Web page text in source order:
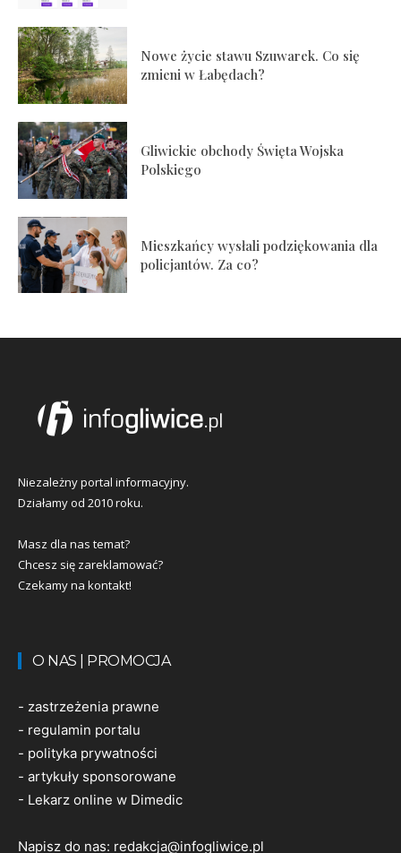
Nowe życie stawu Szuwarek. Co się
zmieni w Łabędach?
Gliwickie obchody Święta Wojska
Polskiego
Mieszkańcy wysłali podziękowania dla
policjantów. Za co?
Niezależny portal informacyjny.
Działamy od 2010 roku.
Masz dla nas temat?
Chcesz się zareklamować?
Czekamy na kontakt!
O NAS | PROMOCJA
- zastrzeżenia prawne
- regulamin portalu
- polityka prywatności
- artykuły sponsorowane
- Lekarz online w Dimedic
Napisz do nas: redakcja@infogliwice.pl